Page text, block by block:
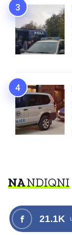
NANDIQNI
21.1K